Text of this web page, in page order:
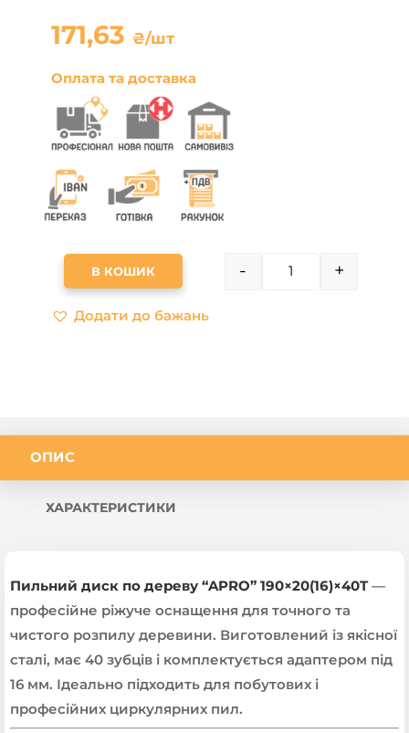
171,63 ₴/шт
Оплата та доставка
QUANTITY
- +
В КОШИК
Додати до бажань
ОПИС
ХАРАКТЕРИСТИКИ
Пильний диск по дереву “APRO” 190×20(16)×40T—
професійне ріжуче оснащення для точного та
чистого розпилу деревини. Виготовлений із якісної
сталі, має 40 зубців і комплектується адаптером під
16 мм. Ідеально підходить для побутових і
професійних циркулярних пил.